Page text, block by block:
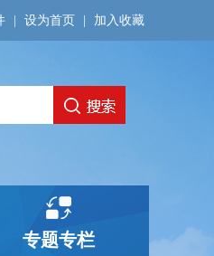
设为首页 加入收藏
专题专栏